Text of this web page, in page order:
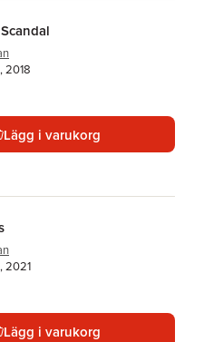
2018
Lägg i varukorg
2021
Lägg i varukorg